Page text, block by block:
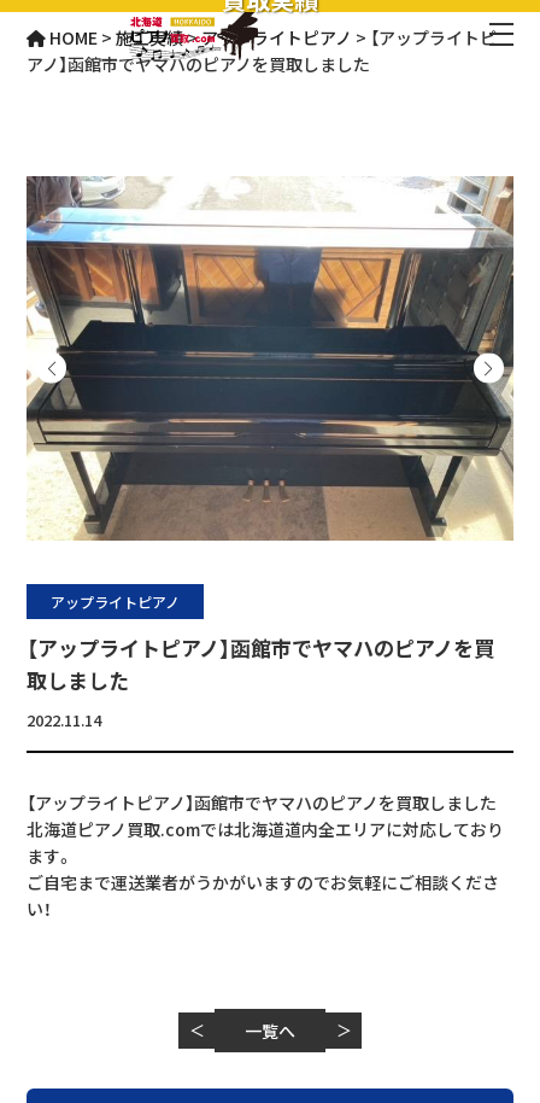
HOME >施工実績>アップライトピアノ > 【アップライトピ
アノ】函館市でヤマハのピアノを買取しました
アップライトピアノ
【アップライトピアノ】函館市でヤマハのピアノを買
取しました
2022.11.14
【アップライトピアノ】函館市でヤマハのピアノを買取しました
北海道ピアノ買取.comでは北海道道内全エリアに対応しており
ます。
ご自宅まで運送業者がうかがいますのでお気軽にご相談くださ
い！
＜ 一覧へ ＞